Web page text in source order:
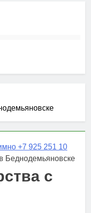
+7 925 251 10
Беднодемьяновске
с